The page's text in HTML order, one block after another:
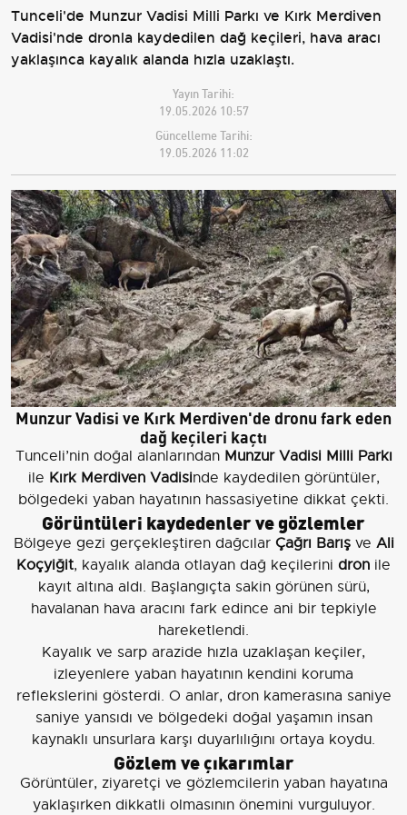
Tunceli'de Munzur Vadisi Milli Parkı ve Kırk Merdiven
Vadisi'nde dronla kaydedilen dağ keçileri, hava aracı
yaklaşınca kayalık alanda hızla uzaklaştı.
Yayın Tarihi:
19.05.2026 10:57
Güncelleme Tarihi:
19.05.2026 11:02
Munzur Vadisi ve Kırk Merdiven'de dronu fark eden
dağ keçileri kaçtı
Tunceli’nin doğal alanlarından Munzur Vadisi Milli Parkı
ile Kırk Merdiven Vadisinde kaydedilen görüntüler,
bölgedeki yaban hayatının hassasiyetine dikkat çekti.
Görüntüleri kaydedenler ve gözlemler
Bölgeye gezi gerçekleştiren dağcılar Çağrı Barışve Ali
Koçyiğit, kayalık alanda otlayan dağ keçilerini dron ile
kayıt altına aldı. Başlangıçta sakin görünen sürü,
havalanan hava aracını fark edince ani bir tepkiyle
hareketlendi.
Kayalık ve sarp arazide hızla uzaklaşan keçiler,
izleyenlere yaban hayatının kendini koruma
reflekslerini gösterdi. O anlar, dron kamerasına saniye
saniye yansıdı ve bölgedeki doğal yaşamın insan
kaynaklı unsurlara karşı duyarlılığını ortaya koydu.
Gözlem ve çıkarımlar
Görüntüler, ziyaretçi ve gözlemcilerin yaban hayatına
yaklaşırken dikkatli olmasının önemini vurguluyor.